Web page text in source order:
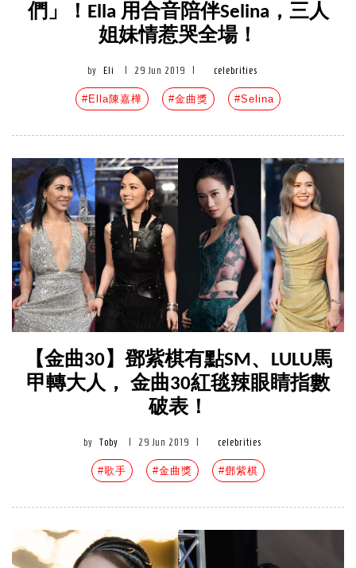
們」！Ella 用合音陪伴Selina，三人
姐妹情惹哭全場！
by Eli 29 Jun 2019 celebrities
#Ella陳嘉樺 #金曲獎 #Selina
【金曲30】鄧紫棋有點SM、LULU馬
甲轉大人， 金曲30紅毯辣眼睛指數
破表！
by Toby 29 Jun 2019 celebrities
#歌手 #金曲獎 #鄧紫棋